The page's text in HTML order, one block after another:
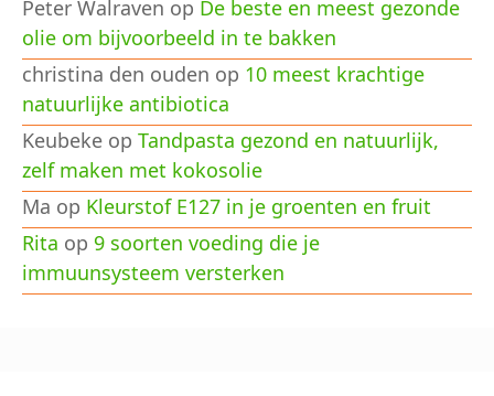
Peter Walraven op De beste en meest gezonde
olie om bijvoorbeeld in te bakken
christina den ouden op 10 meest krachtige
natuurlijke antibiotica
Keubeke op Tandpasta gezond en natuurlijk,
zelf maken met kokosolie
Ma op Kleurstof E127 in je groenten en fruit
Rita op 9 soorten voeding die je
immuunsysteem versterken